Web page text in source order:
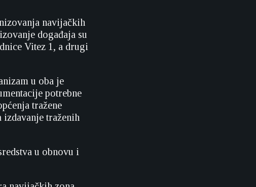
navijačkih
događaja su
Vitez 1, a drugi
u oba je
potrebne
tražene
traženih
u obnovu i